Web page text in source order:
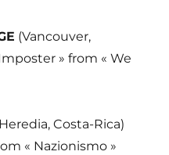
(Vancouver,
» from « We
Costa-Rica)
« Nazionismo »